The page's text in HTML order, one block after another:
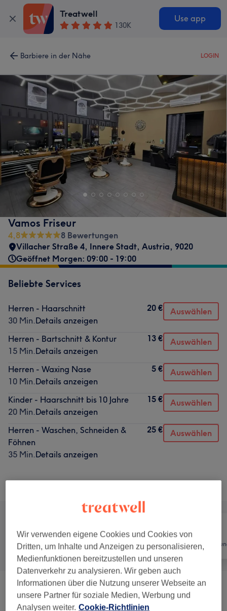
Treatwell
130K
Use app
Barbiere in der Nähe LOGIN
Vamos Friseur
4,8
8 Bewertungen
Villacher Straße 4, Innere Stadt, Austria, 9020
Geöffnet Morgen: 09:00 - 19:00
Beliebte Services
Herren - Haarschnitt
30 Min.Details anzeigen
20 € Auswählen
Herren - Bartschnitt & Kontur
15 Min.Details anzeigen
13 € Auswählen
Herren - Waxing Nase
10 Min.Details anzeigen
5 € Auswählen
Kinder - Haarschnitt bis 10 Jahre
20 Min.Details anzeigen
15 € Auswählen
Herren - Waschen, Schneiden &
Föhnen
35 Min.Details anzeigen
25 € Auswählen
Alle Friseur
Herren - Haarschnitte & Stylings (10) ab 10 €
Wir verwenden eigene Cookies und Cookies von
Dritten, um Inhalte und Anzeigen zu personalisieren,
Medienfunktionen bereitzustellen und unseren
Datenverkehr zu analysieren. Wir geben auch
Informationen über die Nutzung unserer Webseite an
unsere Partner für soziale Medien, Werbung und
Analysen weiter. Cookie-Richtlinien